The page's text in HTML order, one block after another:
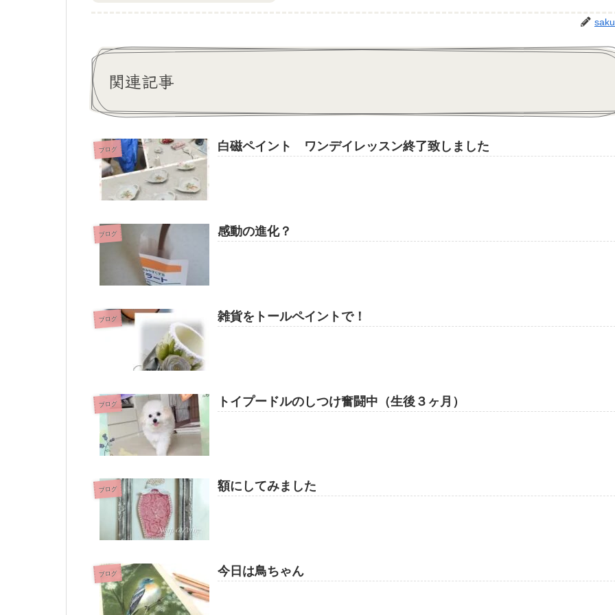
関連記事
ブログ 白磁ペイント ワンデイレッスン終了致しました
ブログ 感動の進化？
ブログ 雑貨をトールペイントで！
ブログ トイプードルのしつけ奮闘中（生後３ヶ月）
ブログ 額にしてみました
ブログ 今日は鳥ちゃん